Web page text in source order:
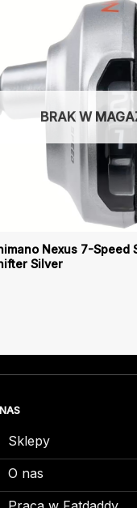
BRAK W
Nexus 7-Speed
Silver
Sklepy
O nas